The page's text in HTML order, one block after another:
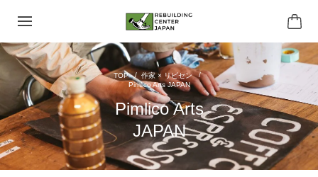
作家 × リビセン
Pimlico Arts JAPAN
Pimlico Arts
JAPAN